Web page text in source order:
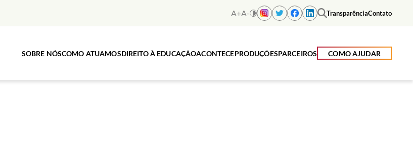
A+A- TransparênciaContato
SOBRE NÓSCOMO ATUAMOSDIREITO À EDUCAÇÃOACONTECEPRODUÇÕESPARCEIROS COMO AJUDAR